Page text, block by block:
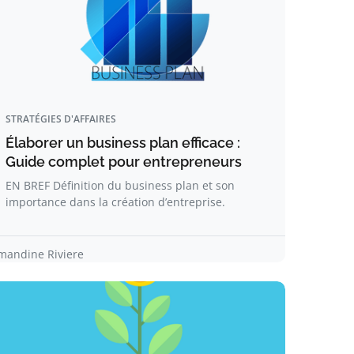
STRATÉGIES D'AFFAIRES
Élaborer un business plan efficace :
Guide complet pour entrepreneurs
EN BREF Définition du business plan et son
importance dans la création d’entreprise.
Riviere